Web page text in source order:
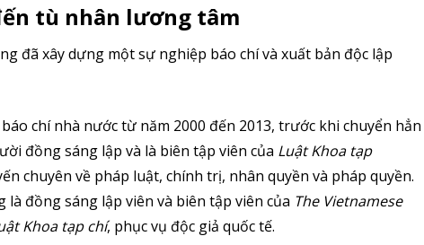
tù nhân lương tâm
đã xây dựng một sự nghiệp báo chí và xuất bản độc lập
chí nhà nước từ năm 2000 đến 2013, trước khi chuyển hẳn
đồng sáng lập và là biên tập viên của Luật Khoa tạp
chuyên về pháp luật, chính trị, nhân quyền và pháp quyền.
đồng sáng lập viên và biên tập viên của The Vietnamese
Khoa tạp chí, phục vụ độc giả quốc tế.